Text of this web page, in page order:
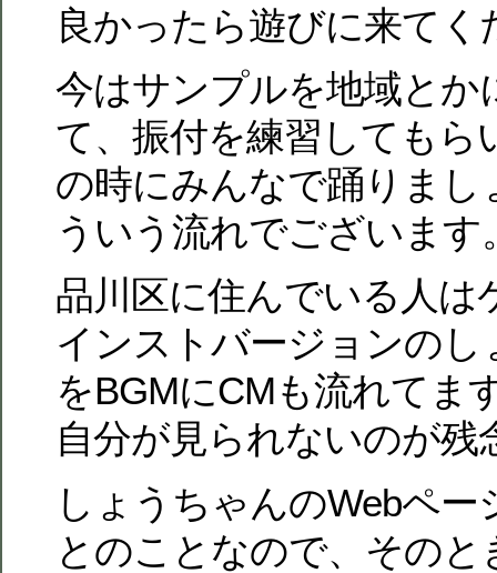
良かったら遊びに来て
今はサンプルを地域とか
て、振付を練習してもら
の時にみんなで踊りまし
ういう流れでございます
品川区に住んでいる人は
インストバージョンのし
をBGMにCMも流れてま
自分が見られないのが残
しょうちゃんのWebペ
とのことなので、その